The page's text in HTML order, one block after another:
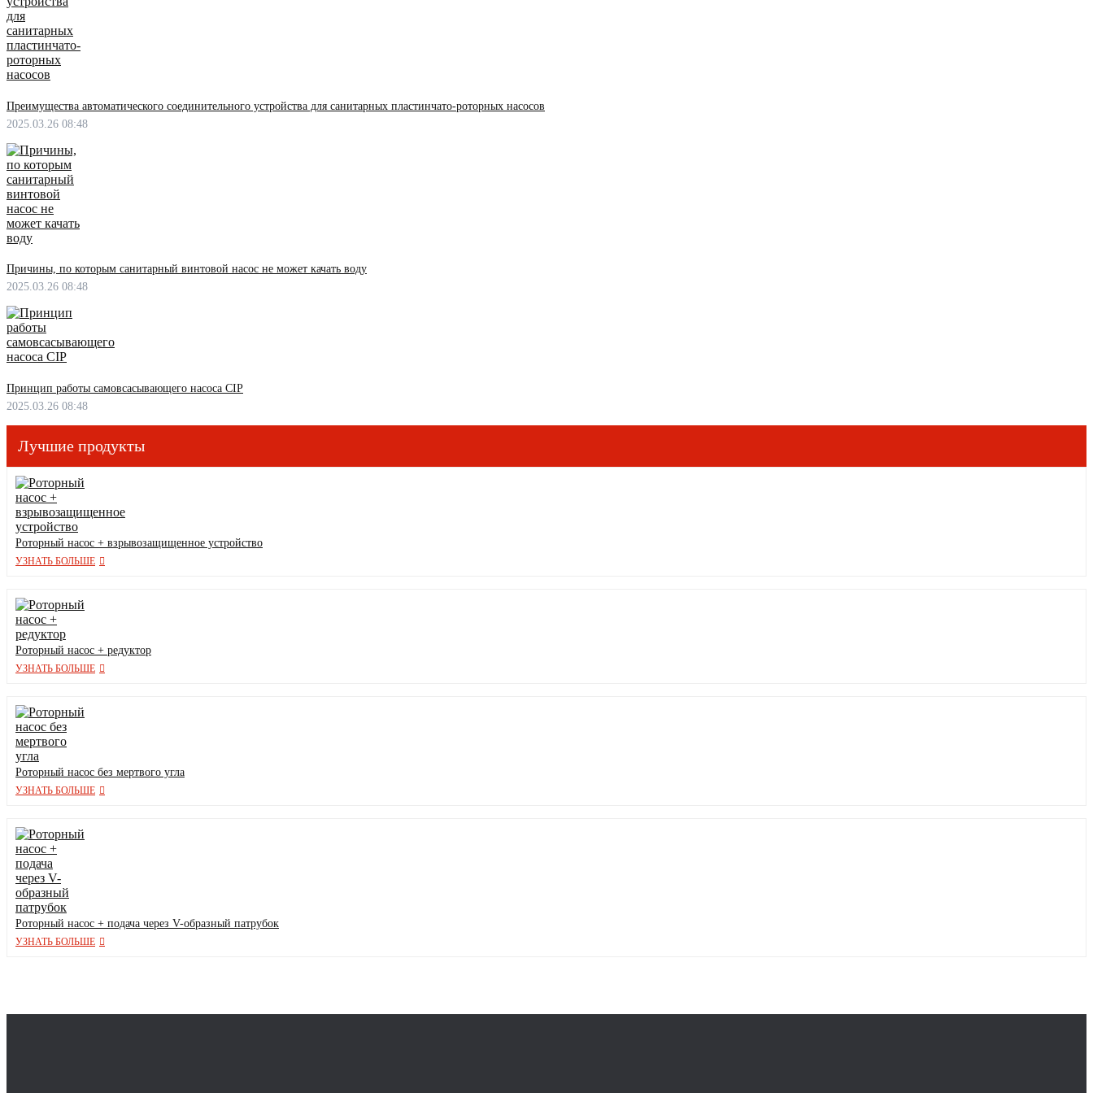
Преимущества автоматического соединительного устройства для санитарных пластинчато-роторных насосов
2025.03.26 08:48
Причины, по которым санитарный винтовой насос не может качать воду
2025.03.26 08:48
Принцип работы самовсасывающего насоса CIP
2025.03.26 08:48
Лучшие продукты
Роторный насос + взрывозащищенное устройство
УЗНАТЬ БОЛЬШЕ
Роторный насос + редуктор
УЗНАТЬ БОЛЬШЕ
Роторный насос без мертвого угла
УЗНАТЬ БОЛЬШЕ
Роторный насос + подача через V-образный патрубок
УЗНАТЬ БОЛЬШЕ